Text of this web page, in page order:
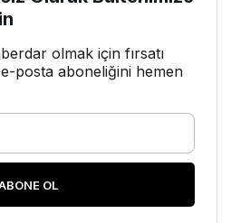
olmak için fırsatı
posta aboneliğini hemen
OL